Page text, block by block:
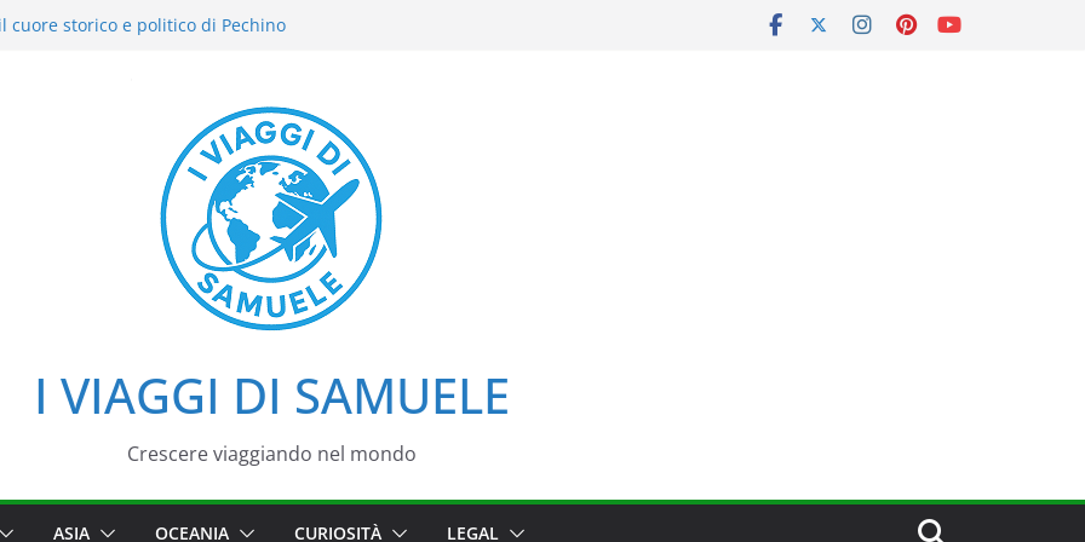
cuore storico e politico di Pechino
d’Estate tra loto, camminate e
tra imperatori, simboli e cortili
I VIAGGI DI SAMUELE
Crescere viaggiando nel mondo
ASIA OCEANIA CURIOSITÀ LEGAL